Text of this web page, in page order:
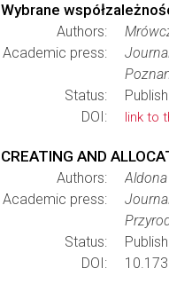
Wybrane
Authors:
Academic press:
Status:
DOI:
link to
CREATING AND
Authors:
Academic press:
Status:
DOI: